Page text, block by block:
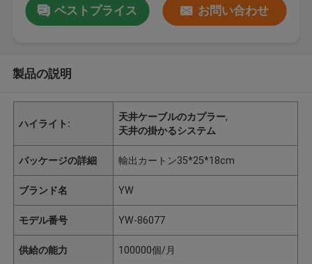
ベストプライス お問い合わせ
製品の説明
ハイライト:
天井ケーブルのカプラー,
天井の掛かるシステム
パッケージの詳細 輸出カートン35*25*18cm
ブランド名 YW
モデル番号 YW-86077
供給の能力 100000個/月